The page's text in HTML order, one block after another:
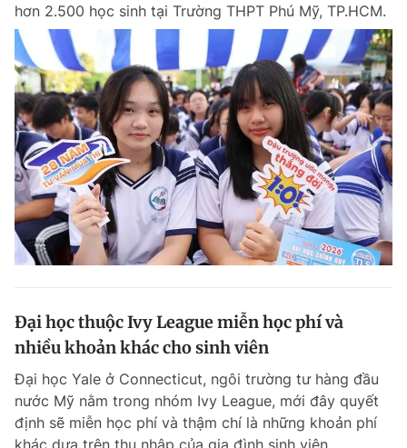
hơn 2.500 học sinh tại Trường THPT Phú Mỹ, TP.HCM.
Đại học thuộc Ivy League miễn học phí và
nhiều khoản khác cho sinh viên
Đại học Yale ở Connecticut, ngôi trường tư hàng đầu
nước Mỹ nằm trong nhóm Ivy League, mới đây quyết
định sẽ miễn học phí và thậm chí là những khoản phí